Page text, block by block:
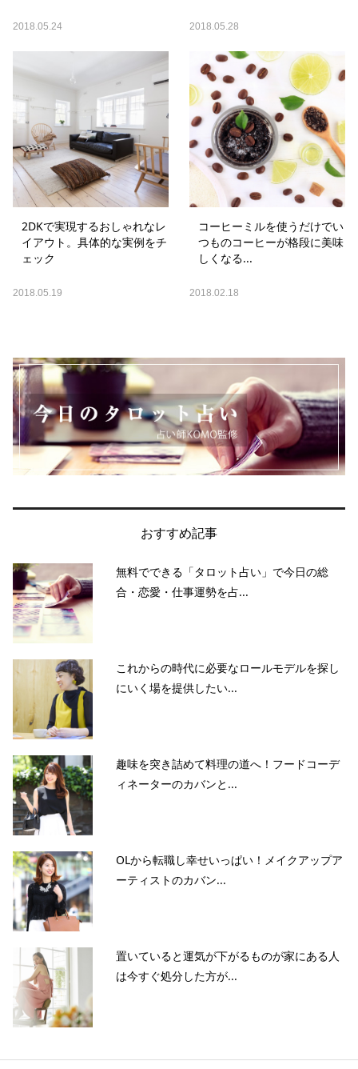
2018.05.24 2018.05.28
2DKで実現するおしゃれなレ
イアウト。具体的な実例をチ
ェック
2018.05.19
コーヒーミルを使うだけでい
つものコーヒーが格段に美味
しくなる...
2018.02.18
おすすめ記事
無料でできる「タロット占い」で今日の総
合・恋愛・仕事運勢を占...
これからの時代に必要なロールモデルを探し
にいく場を提供したい...
趣味を突き詰めて料理の道へ！フードコーデ
ィネーターのカバンと...
OLから転職し幸せいっぱい！メイクアップア
ーティストのカバン...
置いていると運気が下がるものが家にある人
は今すぐ処分した方が...